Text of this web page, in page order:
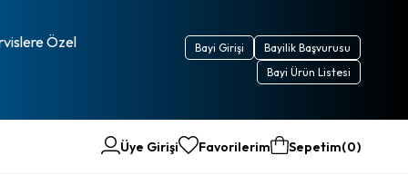
Özel
Bayilik Başvurusu
Bayi Girişi
Bayi Ürün Listesi
Üye Girişi Favorilerim Sepetim 0